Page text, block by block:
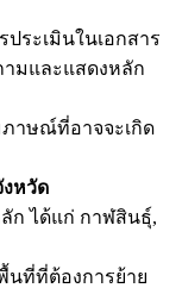
ระเมินในเอกสาร
ามและแสดงหลัก
าษณ์ที่อาจจะเกิด
หวัด
ก ได้แก่ กาฬสินธุ์,
นที่ที่ต้องการย้าย